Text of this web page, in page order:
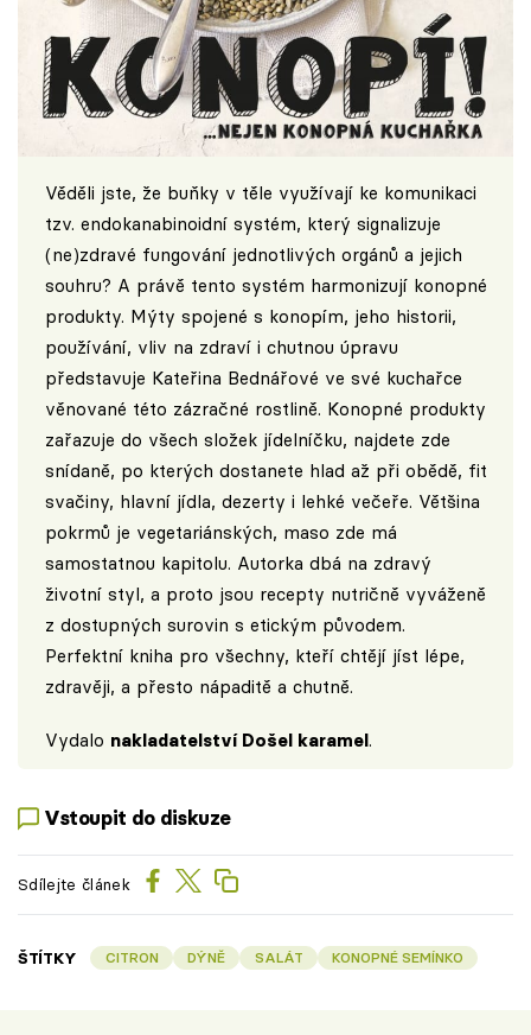
Věděli jste, že buňky v těle využívají ke komunikaci
tzv. endokanabinoidní systém, který signalizuje
(ne)zdravé fungování jednotlivých orgánů a jejich
souhru? A právě tento systém harmonizují konopné
produkty. Mýty spojené s konopím, jeho historii,
používání, vliv na zdraví i chutnou úpravu
představuje Kateřina Bednářové ve své kuchařce
věnované této zázračné rostlině. Konopné produkty
zařazuje do všech složek jídelníčku, najdete zde
snídaně, po kterých dostanete hlad až při obědě, fit
svačiny, hlavní jídla, dezerty i lehké večeře. Většina
pokrmů je vegetariánských, maso zde má
samostatnou kapitolu. Autorka dbá na zdravý
životní styl, a proto jsou recepty nutričně vyváženě
z dostupných surovin s etickým původem.
Perfektní kniha pro všechny, kteří chtějí jíst lépe,
zdravěji, a přesto nápaditě a chutně.
Vydalo nakladatelství Došel karamel.
Vstoupit do diskuze
Sdílejte článek
ŠTÍTKY CITRON DÝNĚ SALÁT KONOPNÉ SEMÍNKO